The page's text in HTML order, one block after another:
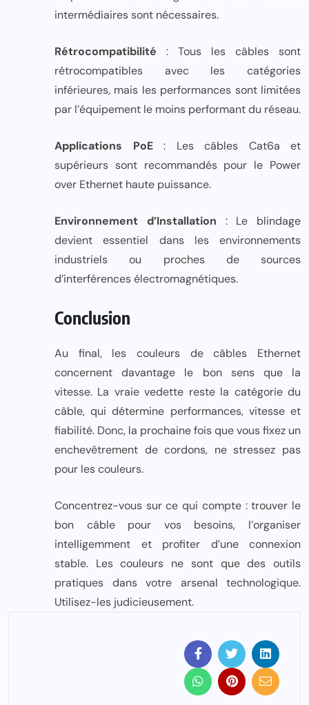
intermédiaires sont nécessaires.
Rétrocompatibilité : Tous les câbles sont
rétrocompatibles avec les catégories
inférieures, mais les performances sont limitées
par l’équipement le moins performant du réseau.​
Applications PoE: Les câbles Cat6a et
supérieurs sont recommandés pour le Power
over Ethernet haute puissance.
Environnement d’Installation : Le blindage
devient essentiel dans les environnements
industriels ou proches de sources
d’interférences électromagnétiques.
Conclusion
Au final, les couleurs de câbles Ethernet
concernent davantage le bon sens que la
vitesse. La vraie vedette reste la catégorie du
câble, qui détermine performances, vitesse et
fiabilité. Donc, la prochaine fois que vous fixez un
enchevêtrement de cordons, ne stressez pas
pour les couleurs.
Concentrez-vous sur ce qui compte : trouver le
bon câble pour vos besoins, l’organiser
intelligemment et profiter d’une connexion
stable. Les couleurs ne sont que des outils
pratiques dans votre arsenal technologique.
Utilisez-les judicieusement.